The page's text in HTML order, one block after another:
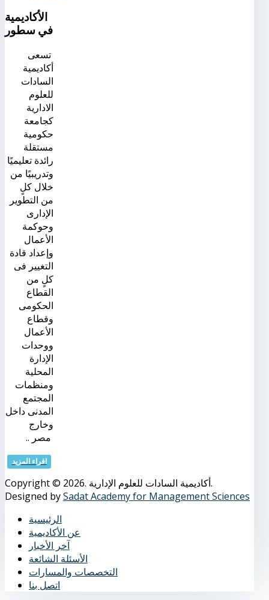
الأكاديمية
في سطور
تسعى
أكاديمية
السادات
للعلوم
الادارية
كجامعة
حكومية
مستقلة
رائدة تعليميًا
وتدريبيًا من
خلال كلٍ
من التطوير
الإدارى
وحوكمة
الأعمال
وإعداد قادة
التغيير فى
كلٍ من
القطاع
الحكومى
وقطاع
الأعمال
ووحدات
الإدارة
المحلية
ومنظمات
المجتمع
المدنى داخل
وخارج
مصر ..
اقراء المزيد
Copyright © 2026. أكاديمية السادات للعلوم الإدارية.
Designed bySadat Academy for Management Sciences
الرئيسية
عن الأكاديمية
آخر الأخبار
الأسئلة الشائعة
التخصصات والمسارات
اتصل بنا